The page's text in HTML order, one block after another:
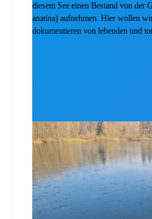
diesem See einen Bestand von der
anatina) aufnehmen. Hier wollen
dokumentieren von lebenden und